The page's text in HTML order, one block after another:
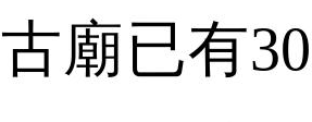
廟已有